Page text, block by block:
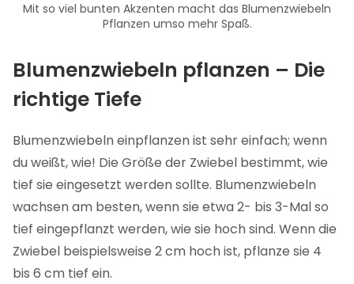
Mit so viel bunten Akzenten macht das Blumenzwiebeln
Pflanzen umso mehr Spaß.
Blumenzwiebeln pflanzen – Die
richtige Tiefe
Blumenzwiebeln einpflanzen ist sehr einfach; wenn
du weißt, wie! Die Größe der Zwiebel bestimmt, wie
tief sie eingesetzt werden sollte. Blumenzwiebeln
wachsen am besten, wenn sie etwa 2- bis 3-Mal so
tief eingepflanzt werden, wie sie hoch sind. Wenn die
Zwiebel beispielsweise 2 cm hoch ist, pflanze sie 4
bis 6 cm tief ein.